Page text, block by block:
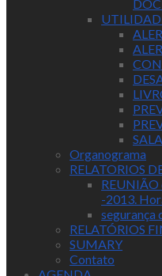
Organograma
RELATORIOS
REUNIÃO
-2013.
segurança
RELATÓRIOS
SUMARY
Contato